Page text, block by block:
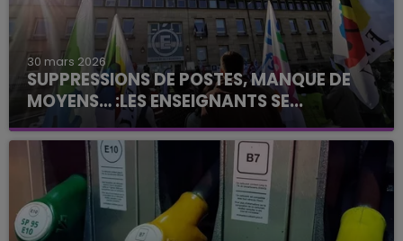
30 mars 2026
SUPPRESSIONS DE POSTES, MANQUE DE
MOYENS… :LES ENSEIGNANTS SE...